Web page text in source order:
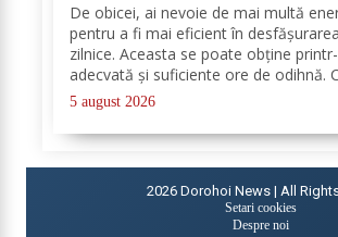
De obicei, ai nevoie de mai multă
pentru a fi mai eficient în
zilnice. Aceasta se poate obține
adecvată și suficiente ore de odihnă.
băuturile care pot oferi energie
oamenii aleg să bea cafea...
5 august 2026
2026 Dorohoi News | All
Setari cookies
Despre noi